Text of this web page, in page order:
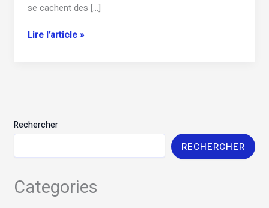
se cachent des […]
+226
Faso
Lire l’article »
Rechercher
RECHERCHER
Categories